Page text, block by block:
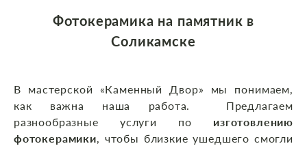
Фотокерамика на памятник в
Соликамске
В мастерской «Каменный Двор» мы понимаем,
как важна наша работа. Предлагаем
разнообразные услуги по изготовлению
фотокерамики, чтобы близкие ушедшего смогли